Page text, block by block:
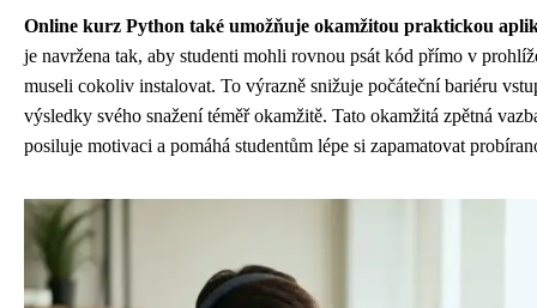
Online kurz Python také umožňuje okamžitou praktickou
je navržena tak, aby studenti mohli rovnou psát kód přímo v
museli cokoliv instalovat. To výrazně snižuje počáteční bariéru
výsledky svého snažení téměř okamžitě. Tato okamžitá zpětná
posiluje motivaci a pomáhá studentům lépe si zapamatovat